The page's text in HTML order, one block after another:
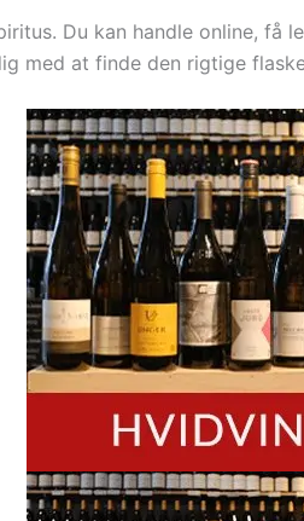
Du kan handle online, få
med at finde den rigtige